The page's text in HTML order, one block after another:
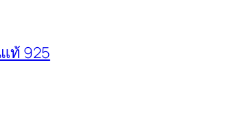
แท้ 925